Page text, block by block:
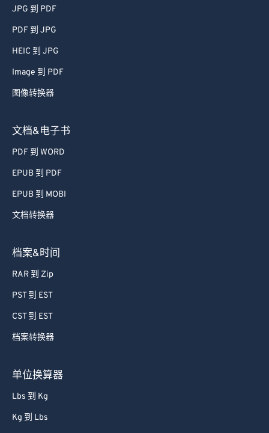
JPG 到 PDF
PDF 到 JPG
HEIC 到 JPG
Image 到 PDF
图像转换器
文档&电子书
PDF 到 WORD
EPUB 到 PDF
EPUB 到 MOBI
文档转换器
档案&时间
RAR 到 Zip
PST 到 EST
CST 到 EST
档案转换器
单位换算器
Lbs 到 Kg
Kg 到 Lbs